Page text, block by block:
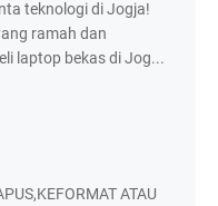
teknologi di Jogja!
ramah dan
laptop bekas di Jog...
ATAU